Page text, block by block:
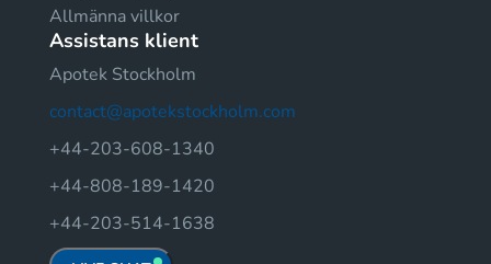
Allmänna villkor
Assistans klient
Apotek Stockholm
contact@apotekstockholm.com
+44-203-608-1340
+44-808-189-1420
+44-203-514-1638